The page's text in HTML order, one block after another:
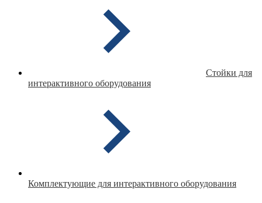
Стойки для
интерактивного оборудования
Комплектующие для интерактивного оборудования